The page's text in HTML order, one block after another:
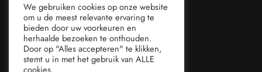
Gsm: +32 486 96 65 44
mail@sweetsoda.be
We gebruiken cookies op onze website
om u de meest relevante ervaring te
bieden door uw voorkeuren en
herhaalde bezoeken te onthouden.
Door op "Alles accepteren" te klikken,
stemt u in met het gebruik van ALLE
cookies.